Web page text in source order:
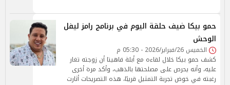
حمو بيكا ضيف حلقة اليوم في برنامج رامز ليفل
الوحش
الخميس 26/فبراير/2026 - 05:30 م
كشف حمو بيكا خلال لقاءه مع أبلة فاهيتا أن زوجته تغار
عليه، وأنه يحرص على مصلحتها بالذهب، وأكد مرة أخرى
رغبته في خوض تجربة التمثيل قريبًا، هذه التصريحات أثارت